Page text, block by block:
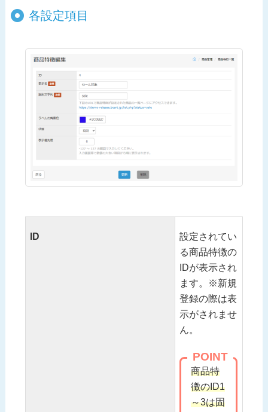
各設定項目
ID
設定されてい
る商品特徴の
IDが表示され
ます。※新規
登録の際は表
示がされませ
ん。
POINT
商品特
徴のID1
～3は固